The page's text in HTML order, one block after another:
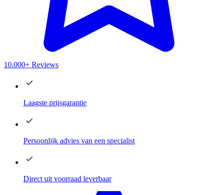
10.000+ Reviews
Laagste prijsgarantie
Persoonlijk advies van een specialist
Direct uit voorraad leverbaar